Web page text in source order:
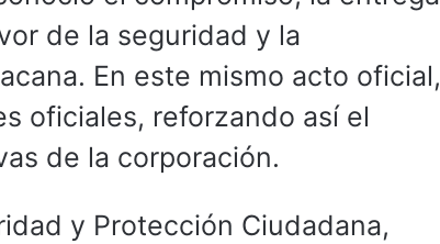
de la seguridad y la
En este mismo acto oficial,
oficiales, reforzando así el
de la corporación.
y Protección Ciudadana,